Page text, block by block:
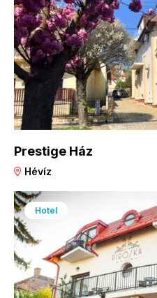
Prestige Ház
Hévíz
Hotel